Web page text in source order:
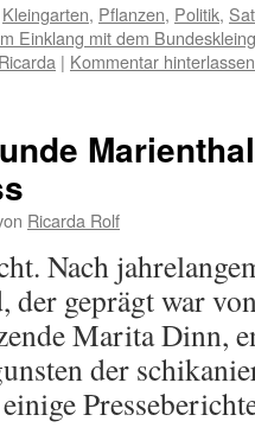
Kleingarten, Pflanzen, Politik,
Einklang mit dem
Ricarda | Kommentar hinterlassen
Ricarda Rolf
Nach
der geprägt war
Marita Dinn,
der